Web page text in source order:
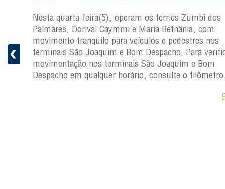
a
Nesta quarta-feira(5), operam os ferries Zumbi dos
Palmares, Dorival Caymmi e Maria Bethânia, com
movimento tranquilo para veículos e pedestres nos
terminais São Joaquim e Bom Despacho. Para
movimentação nos terminais São Joaquim e Bom
Despacho em qualquer horário, consulte o